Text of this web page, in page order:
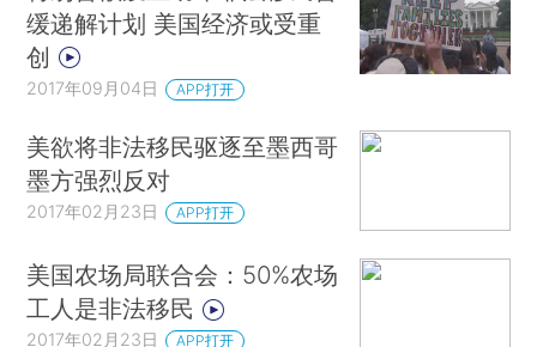
缓递解计划 美国经济或受重
创
2017年09月04日 APP打开
美欲将非法移民驱逐至墨西哥
墨方强烈反对
2017年02月23日 APP打开
美国农场局联合会：50%农场
工人是非法移民
2017年02月23日 APP打开